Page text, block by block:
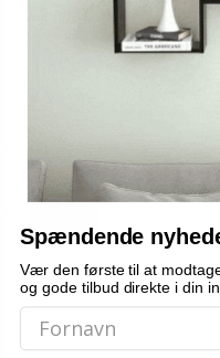
Spændende
Vær den første til at
og gode tilbud direkte i din